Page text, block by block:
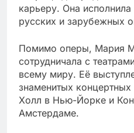
карьеру. Она
русских и зарубежных
Помимо оперы, Мария
сотрудничала с
всему миру. Её
знаменитых
Холл в Нью-Йорке и
Амстердаме.